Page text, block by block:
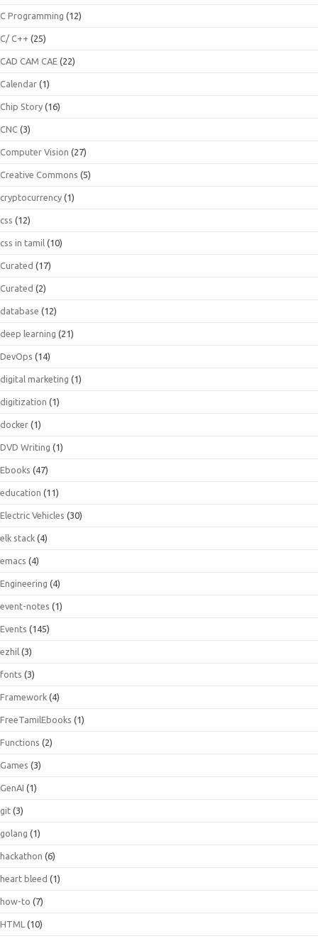
C Programming (12)
C/ C++ (25)
CAD CAM CAE (22)
Calendar (1)
Chip Story (16)
CNC (3)
Computer Vision (27)
Creative Commons (5)
cryptocurrency (1)
css (12)
css in tamil (10)
Curated (17)
Curated (2)
database (12)
deep learning (21)
DevOps (14)
digital marketing (1)
digitization (1)
docker (1)
DVD Writing (1)
Ebooks (47)
education (11)
Electric Vehicles (30)
elk stack (4)
emacs (4)
Engineering (4)
event-notes (1)
Events (145)
ezhil (3)
fonts (3)
Framework (4)
FreeTamilEbooks (1)
Functions (2)
Games (3)
GenAI (1)
git (3)
golang (1)
hackathon (6)
heart bleed (1)
how-to (7)
HTML (10)